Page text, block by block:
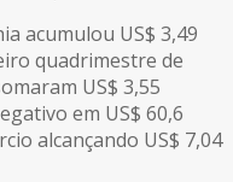
acumulou US$ 3,49
quadrimestre de
US$ 3,55
em US$ 60,6
alcançando US$ 7,04